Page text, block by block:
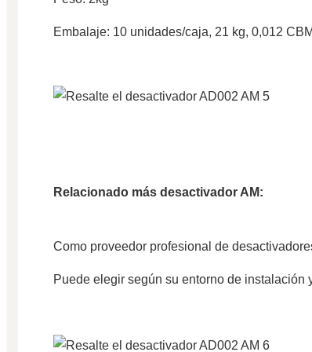
Embalaje: 10 unidades/caja, 21 kg, 0,012 CBM
Relacionado más desactivador AM:
Como proveedor profesional de
Puede elegir según su entorno de instalación